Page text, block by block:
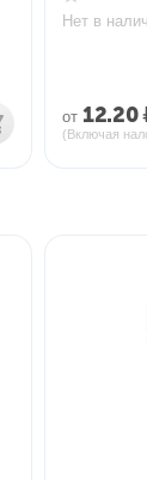
Нет в
от 12.20
(Включая